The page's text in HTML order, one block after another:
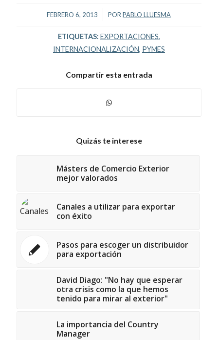
FEBRERO 6, 2013
/ PORPABLO LLUESMA
ETIQUETAS: EXPORTACIONES,
INTERNACIONALIZACIÓN, PYMES
Compartir esta entrada
Quizás te interese
Másters de Comercio Exterior
mejor valorados
Canales a utilizar para exportar
con éxito
Pasos para escoger un distribuidor
para exportación
David Diago: "No hay que esperar
otra crisis como la que hemos
tenido para mirar al exterior"
La importancia del Country
Manager